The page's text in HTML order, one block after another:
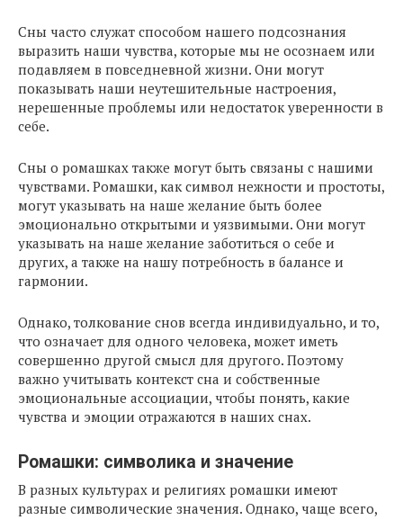
Сны часто служат способом нашего подсознания
выразить наши чувства, которые мы не осознаем или
подавляем в повседневной жизни. Они могут
показывать наши неутешительные настроения,
нерешенные проблемы или недостаток уверенности в
себе.
Сны о ромашках также могут быть связаны с нашими
чувствами. Ромашки, как символ нежности и простоты,
могут указывать на наше желание быть более
эмоционально открытыми и уязвимыми. Они могут
указывать на наше желание заботиться о себе и
других, а также на нашу потребность в балансе и
гармонии.
Однако, толкование снов всегда индивидуально, и то,
что означает для одного человека, может иметь
совершенно другой смысл для другого. Поэтому
важно учитывать контекст сна и собственные
эмоциональные ассоциации, чтобы понять, какие
чувства и эмоции отражаются в наших снах.
Ромашки: символика и значение
В разных культурах и религиях ромашки имеют
разные символические значения. Однако, чаще всего,